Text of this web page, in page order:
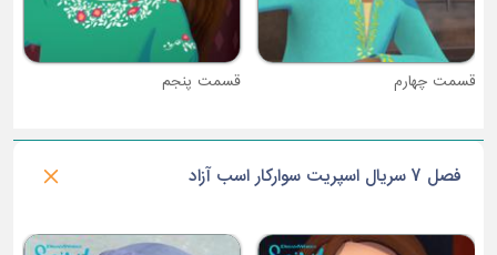
قسمت چهارم قسمت پنجم
فصل 7 سریال اسپریت سوارکار اسب آزاد